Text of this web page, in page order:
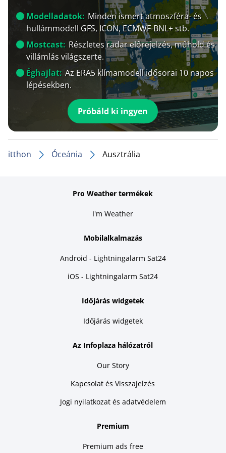
Modelladatok: Minden ismert atmoszféra- és
hullámmodell GFS, ICON, ECMWF-BNL+ stb.
Mostcast: Részletes radar előrejelzés, műhold és
villámlás világszerte.
Éghajlat: Az ERA5 klímamodell idősorai 10 napos
lépésekben.
Próbáld ki ingyen
itthon Óceánia Ausztrália
Pro Weather termékek
I'm Weather
Mobilalkalmazás
Android - Lightningalarm Sat24
iOS - Lightningalarm Sat24
Időjárás widgetek
Időjárás widgetek
Az Infoplaza hálózatról
Our Story
Kapcsolat és Visszajelzés
Jogi nyilatkozat és adatvédelem
Premium
Premium ads free